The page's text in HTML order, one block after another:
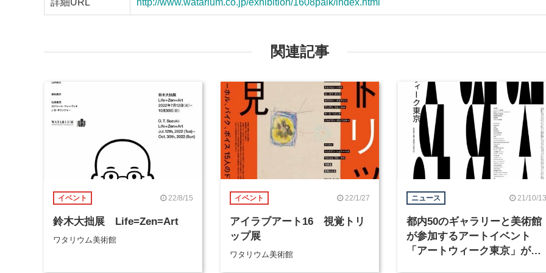
詳細URL http://www.watarium.co.jp/exhibition/1608paik/index.html
関連記事
イベント 22/8/15
鈴木大拙展 Life=Zen=Art
ワタリウム美術館
イベント 22/1/27
アイラブアート16 視覚トリ
ップ展
ワタリウム美術館
ニュース 21/10/13
都内50のギャラリーと美術館
が参加するアートイベント
「アートウィーク東京」が、